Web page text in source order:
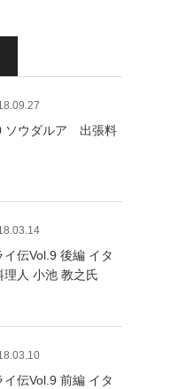
ソウダルア 出張料
イ伝Vol.9 後編 イタ
理人 小池 教之氏
イ伝Vol.9 前編 イタ